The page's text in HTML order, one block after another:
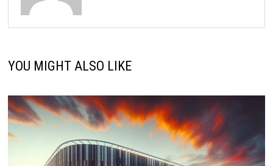
YOU MIGHT ALSO LIKE